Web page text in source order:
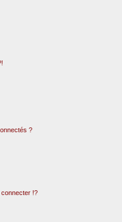
?
connecter !?